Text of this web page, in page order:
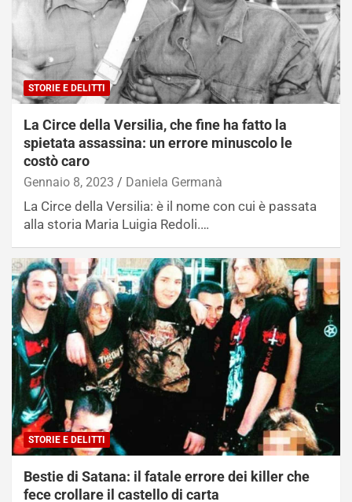
STORIE E DELITTI
La Circe della Versilia, che fine ha fatto la
spietata assassina: un errore minuscolo le
costò caro
Gennaio 8, 2023 Daniela Germanà
La Circe della Versilia: è il nome con cui è passata
alla storia Maria Luigia Redoli.…
STORIE E DELITTI
Bestie di Satana: il fatale errore dei killer che
fece crollare il castello di carta